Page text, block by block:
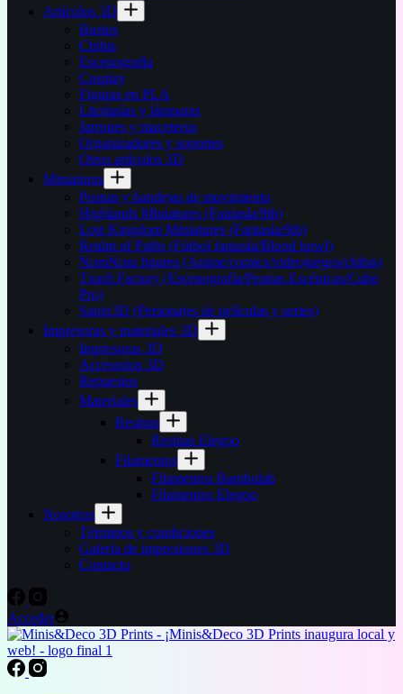
Artículos 3D
Bustos
Chibis
Escenografía
Cosplay
Figuras en PLA
Litofanías y lámparas
Jarrones y maceteros
Organizadores y soportes
Otros artículos 3D
Miniaturas
Peanas y bandejas de movimiento
Highlands Miniatures (Fantasía/9th)
Lost Kingdom Miniatures (Fantasía/9th)
Realm of Paths (Fútbol fantasía/Blood bowl)
NomNom figures (Anime/comics/videojuegos/chibis)
Txarli Factory (Escenografía/Peanas Escénicas/Cube
Pro)
Sanix3D (Personajes de películas y series)
Impresoras y materiales 3D
Impresoras 3D
Accesorios 3D
Repuestos
Materiales
Resinas
Resinas Elegoo
Filamentos
Filamentos Bambulab
Filamentos Elegoo
Nosotros
Términos y condiciones
Galería de impresiones 3D
Contacto
Acceder